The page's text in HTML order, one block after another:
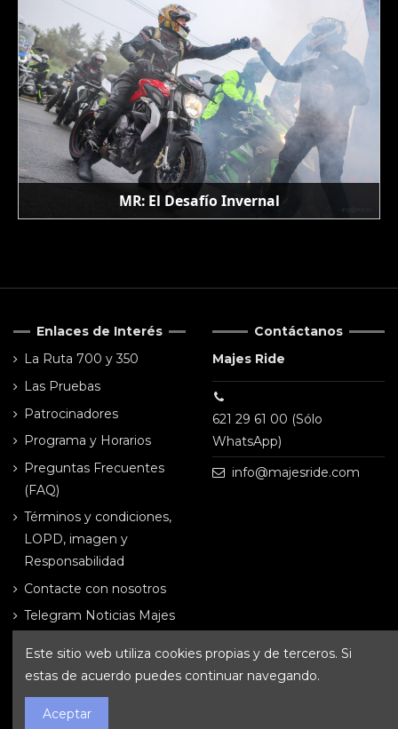
MR: El Desafío Invernal
Enlaces de Interés
La Ruta 700 y 350
Las Pruebas
Patrocinadores
Programa y Horarios
Preguntas Frecuentes
(FAQ)
Términos y condiciones,
LOPD, imagen y
Responsabilidad
Contacte con nosotros
Telegram Noticias Majes
Contáctanos
Majes Ride
621 29 61 00 (Sólo
WhatsApp)
info@majesride.com
Follow us
Este sitio web utiliza cookies propias y de terceros. Si
estas de acuerdo puedes continuar navegando.
Aceptar